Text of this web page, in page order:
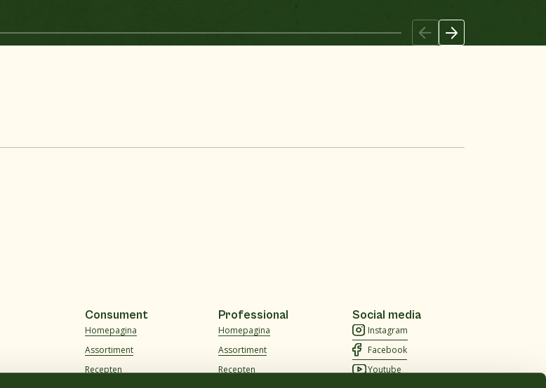
Consument
Homepagina
Assortiment
Recepten
Professional
Homepagina
Assortiment
Recepten
Social media
Instagram
Facebook
Youtube